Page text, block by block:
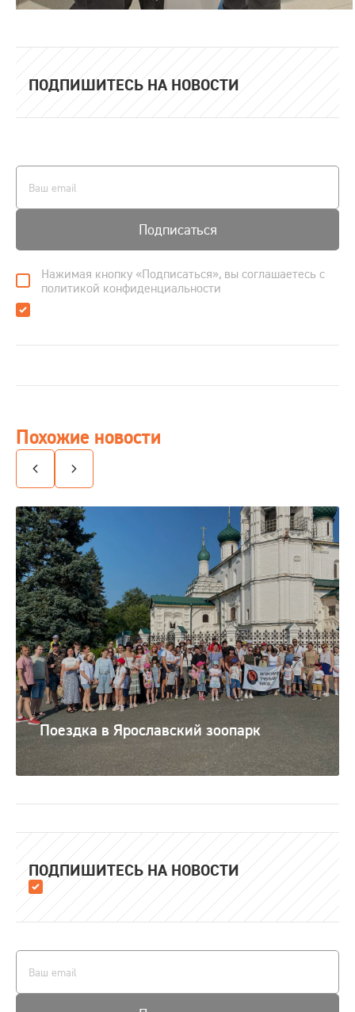
ПОДПИШИТЕСЬ НА НОВОСТИ
Подписаться
Нажимая кнопку «Подписаться», вы соглашаетесь с
политикой конфиденциальности
Похожие новости
Поездка в Ярославский зоопарк
ПОДПИШИТЕСЬ НА НОВОСТИ